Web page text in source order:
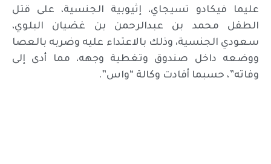
عليما فيكادو تسيجاي، إثيوبية الجنسية، على قتل
الطفل محمد بن عبدالرحمن بن غضيان البلوي،
سعودي الجنسية، وذلك بالاعتداء عليه وضربه بالعصا
ووضعه داخل صندوق وتغطية وجهه، مما أدى إلى
وفاته”، حسبما أفادت وكالة “واس”.